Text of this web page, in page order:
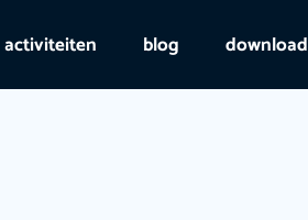
activiteiten blog download